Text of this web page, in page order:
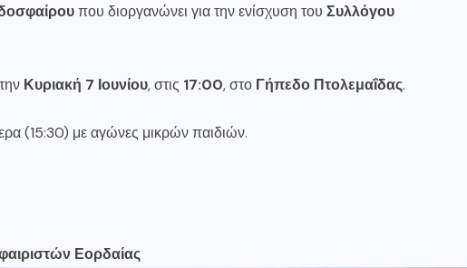
που διοργανώνει για την ενίσχυση του Συλλόγου
Κυριακή 7 Ιουνίου, στις 17:00, στο Γήπεδο Πτολεμαΐδας.
(15:30) με αγώνες μικρών παιδιών.
Εορδαίας